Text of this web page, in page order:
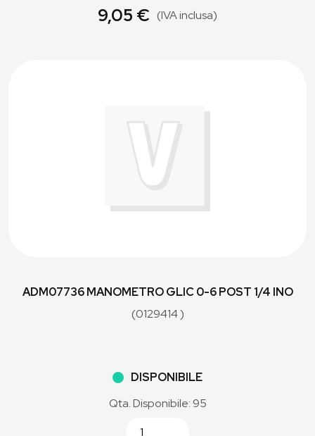
9,05 € (IVA inclusa)
ADM07736 MANOMETRO GLIC 0-6 POST 1/4 INO
(0129414 )
DISPONIBILE
Qta. Disponibile: 95